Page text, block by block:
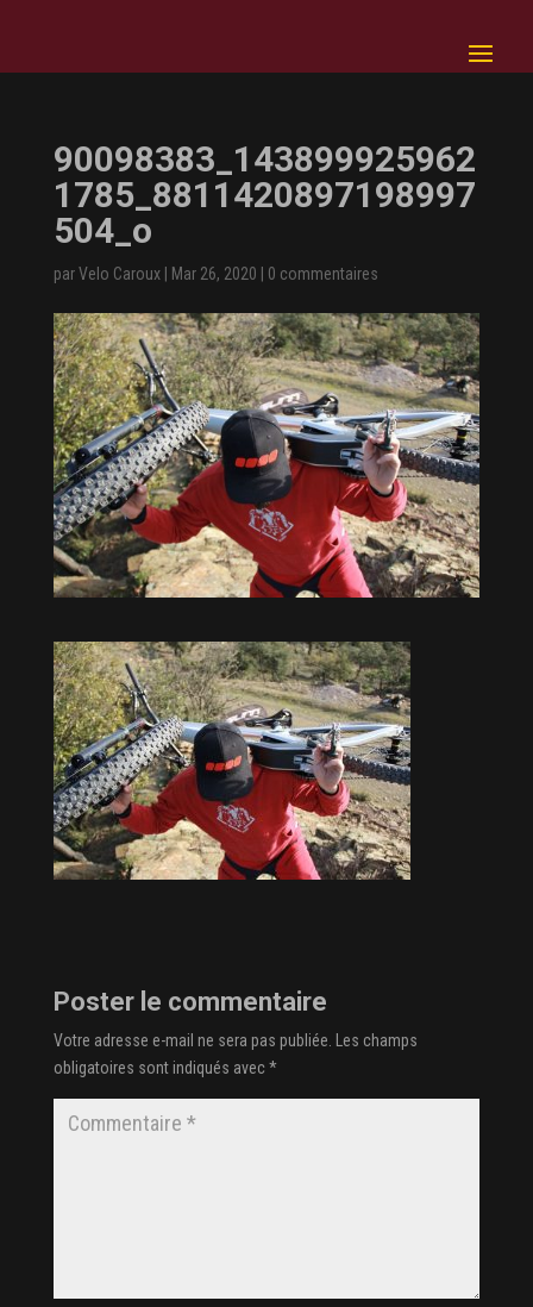
90098383_143899925962
1785_8811420897198997
504_o
parVelo Caroux| Mar 26, 2020 0 commentaires
Poster le commentaire
Votre adresse e-mail ne sera pas publiée.
Les champs
obligatoires sont indiqués avec*